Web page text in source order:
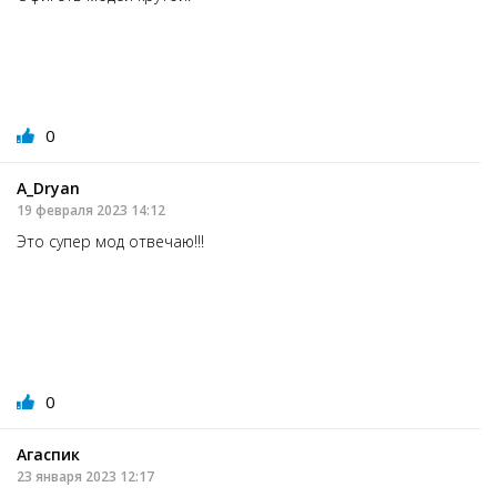
0
А_Dryan
19 февраля 2023 14:12
Это супер мод отвечаю!!!
0
Агаспик
23 января 2023 12:17